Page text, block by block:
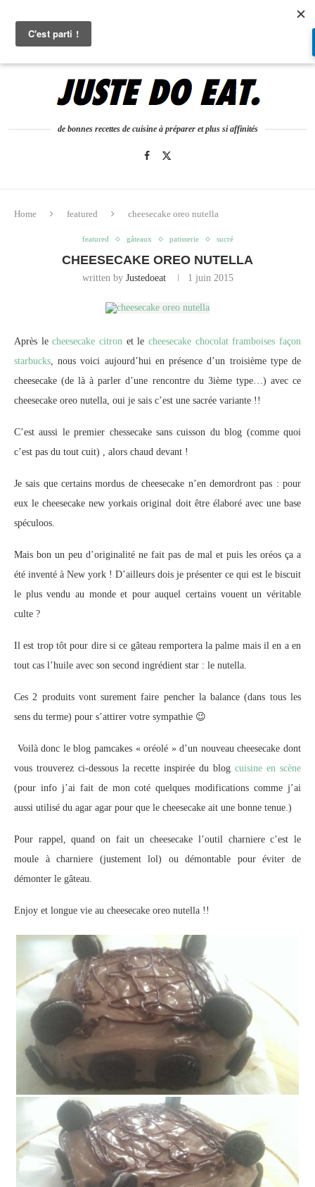
de bonnes recettes de cuisine à préparer et plus si affinités
Home featured cheesecake oreo nutella
featured gâteaux patisserie sucré
CHEESECAKE OREO NUTELLA
written by Justedoeat 1 juin 2015
Après lecheesecake citron et lecheesecake chocolat framboises façon
starbucks, nous voici aujourd’hui en présence d’un troisième type de
cheesecake (de là à parler d’une rencontre du 3ième type…) avec ce
cheesecake oreo nutella, oui je sais c’est une sacrée variante !!
C’est aussi le premier chessecake sans cuisson du blog (comme quoi
c’est pas du tout cuit) , alors chaud devant !
Je sais que certains mordus de cheesecake n’en demordront pas : pour
eux le cheesecake new yorkais original doit être élaboré avec une base
spéculoos.
Mais bon un peu d’originalité ne fait pas de mal et puis les oréos ça a
été inventé à New york ! D’ailleurs dois je présenter ce qui est le biscuit
le plus vendu au monde et pour auquel certains vouent un véritable
culte ?
Il est trop tôt pour dire si ce gâteau remportera la palme mais il en a en
tout cas l’huile avec son second ingrédient star : le nutella.
Ces 2 produits vont surement faire pencher la balance (dans tous les
sens du terme) pour s’attirer votre sympathie 😉
Voilà donc le blog pamcakes « oréolé » d’un nouveau cheesecake dont
vous trouverez ci-dessous la recette inspirée du blog cuisine en scène
(pour info j’ai fait de mon coté quelques modifications comme j’ai
aussi utilisé du agar agar pour que le cheesecake ait une bonne tenue.)
Pour rappel, quand on fait un cheesecake l’outil charniere c’est le
moule à charniere (justement lol) ou démontable pour éviter de
démonter le gâteau.
Enjoy et longue vie au cheesecake oreo nutella !!